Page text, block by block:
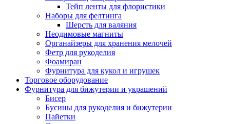
Тейп ленты для флористики
Наборы для фелтинга
Шерсть для валяния
Неодимовые магниты
Органайзеры для хранения мелочей
Фетр для рукоделия
Фоамиран
Фурнитура для кукол и игрушек
Торговое оборудование
Фурнитура для бижутерии и украшений
Бисер
Бусины для рукоделия и бижутерии
Пайетки